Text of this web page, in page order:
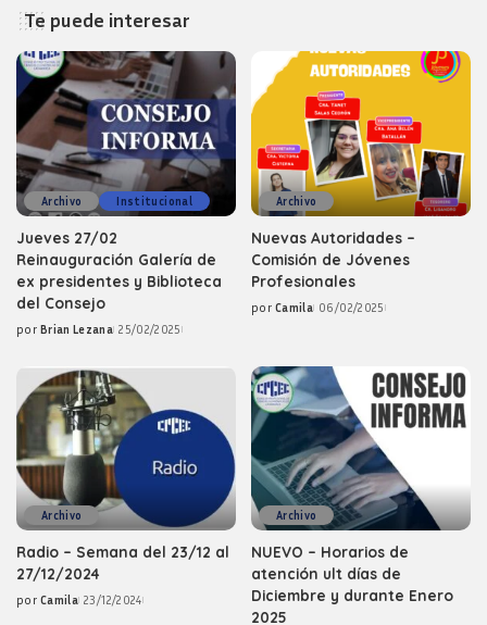
Te puede interesar
Archivo Institucional
Jueves 27/02
Reinauguración Galería de
ex presidentes y Biblioteca
del Consejo
Posted
por Brian Lezana 25/02/2025
Archivo
Nuevas Autoridades –
Comisión de Jóvenes
Profesionales
Posted
por Camila 06/02/2025
Archivo
Radio – Semana del 23/12 al
27/12/2024
Posted
por Camila 23/12/2024
Archivo
NUEVO – Horarios de
atención ult días de
Diciembre y durante Enero
2025